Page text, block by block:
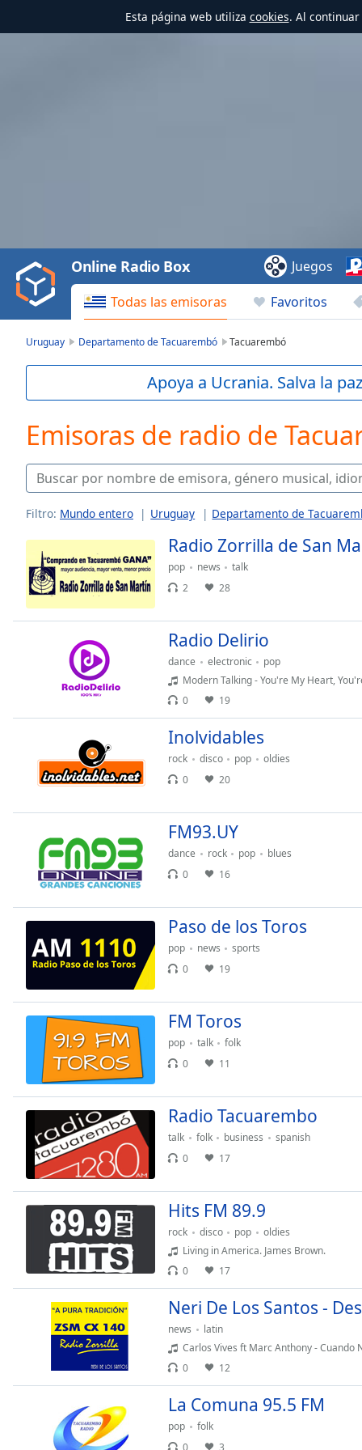
Esta página web utiliza cookies. Al
Video
Play
Backward
Skip
Current
Duration
-:-
Loaded:
Stream
TypeLIVE
live,
currently
behind
LIVE
Remaining
Time-
Chapters
off,
selected
Subtitles
subtitles
settings ,
opens
subtitles
settings
subtitles
off
selected
Audio
Picture-
Picture
Fullscreen
window.
Beginning
Todas las emisoras Favoritos
Online Radio Box Juegos
Uruguay Departamento de Tacuarembó Tacuarembó
Apoya a Ucrania. Salva la
Emisoras de radio de
Filtro: Mundo entero Uruguay Departamento de
Radio Zorrilla de San
pop news
talk
2
28
Radio Delirio
dance electronic
pop
Modern Talking - You're My Heart,
0
19
Inolvidables
rock disco pop
oldies
0
20
FM93.UY
dance rock pop
blues
0
16
Paso de los Toros
pop news
sports
0
19
FM Toros
pop talk
folk
0
11
Radio Tacuarembo
talk folk business
spanish
0
17
Hits FM 89.9
rock disco pop
oldies
Living in America. James Brown.
0
17
Neri De Los Santos -
news
latin
Carlos Vives ft Marc Anthony - Cuando
0
12
La Comuna 95.5 FM
pop
folk
0
3